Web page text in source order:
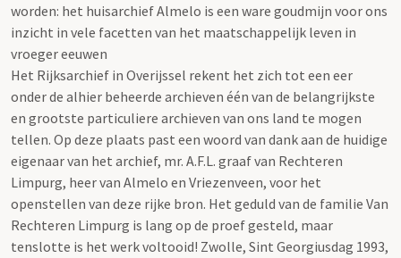
worden: het huisarchief Almelo is een ware goudmijn voor ons
inzicht in vele facetten van het maatschappelijk leven in
vroeger eeuwen
Het Rijksarchief in Overijssel rekent het zich tot een eer
onder de alhier beheerde archieven één van de belangrijkste
en grootste particuliere archieven van ons land te mogen
tellen. Op deze plaats past een woord van dank aan de huidige
eigenaar van het archief, mr. A.F.L. graaf van Rechteren
Limpurg, heer van Almelo en Vriezenveen, voor het
openstellen van deze rijke bron. Het geduld van de familie Van
Rechteren Limpurg is lang op de proef gesteld, maar
tenslotte is het werk voltooid! Zwolle, Sint Georgiusdag 1993,